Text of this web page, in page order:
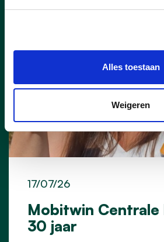
Alles toestaan
Weigeren
Mobitwin
30 jaar
17/07/26